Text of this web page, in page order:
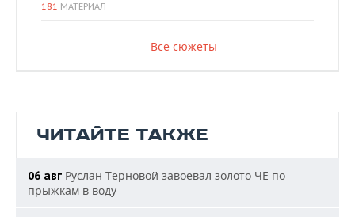
181 МАТЕРИАЛ
Все сюжеты
ЧИТАЙТЕ ТАКЖЕ
06 авг Руслан Терновой завоевал золото ЧЕ по
прыжкам в воду